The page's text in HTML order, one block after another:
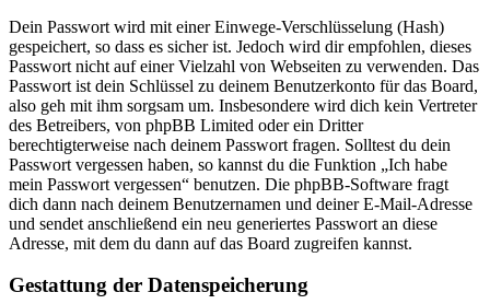
Dein Passwort wird mit einer Einwege-Verschlüsselung (Hash)
gespeichert, so dass es sicher ist. Jedoch wird dir empfohlen, dieses
Passwort nicht auf einer Vielzahl von Webseiten zu verwenden. Das
Passwort ist dein Schlüssel zu deinem Benutzerkonto für das Board,
also geh mit ihm sorgsam um. Insbesondere wird dich kein Vertreter
des Betreibers, von phpBB Limited oder ein Dritter
berechtigterweise nach deinem Passwort fragen. Solltest du dein
Passwort vergessen haben, so kannst du die Funktion „Ich habe
mein Passwort vergessen“ benutzen. Die phpBB-Software fragt
dich dann nach deinem Benutzernamen und deiner E-Mail-Adresse
und sendet anschließend ein neu generiertes Passwort an diese
Adresse, mit dem du dann auf das Board zugreifen kannst.
Gestattung der Datenspeicherung